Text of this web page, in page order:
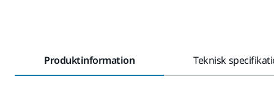
Produktinformation Teknisk